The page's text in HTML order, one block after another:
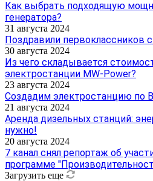
Как выбрать подходящую
генератора?
31 августа 2024
Поздравили первоклассников
30 августа 2024
Из чего складывается
электростанции MW-Power?
23 августа 2024
Создадим электростанцию по
21 августа 2024
Аренда дизельных станций:
нужно!
20 августа 2024
7 канал снял репортаж об
программе
Загрузить еще